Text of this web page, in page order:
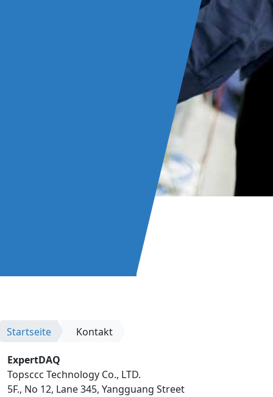
Startseite Kontakt
ExpertDAQ
Topsccc Technology Co., LTD.
5F., No 12, Lane 345, Yangguang Street